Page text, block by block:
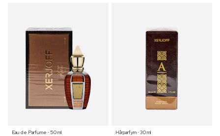
Eau de Parfume ⋅ 50 ml
Hårparfym ⋅ 30 ml